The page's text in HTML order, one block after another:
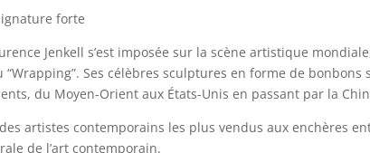
forte
Jenkell s’est imposée sur la scène artistique
Ses célèbres sculptures en forme de bonbons
du Moyen-Orient aux États-Unis en passant par la
artistes contemporains les plus vendus aux enchères
de l’art contemporain.